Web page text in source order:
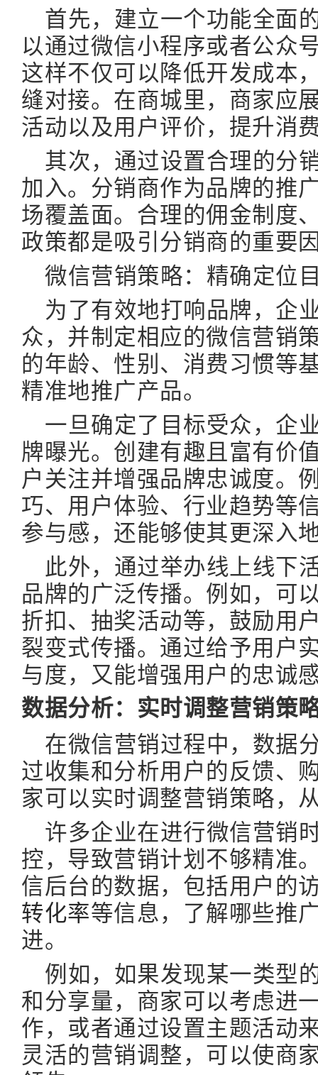
首先，建立一个功能全面
以通过微信小程序或者公众
这样不仅可以降低开发成本
缝对接。在商城里，商家应
活动以及用户评价，提升消
其次，通过设置合理的分
加入。分销商作为品牌的推
场覆盖面。合理的佣金制度
政策都是吸引分销商的重要
微信营销策略：精确定位
为了有效地打响品牌，企
众，并制定相应的微信营销
的年龄、性别、消费习惯等
精准地推广产品。
一旦确定了目标受众，企
牌曝光。创建有趣且富有价
户关注并增强品牌忠诚度。
巧、用户体验、行业趋势等
参与感，还能够使其更深入
此外，通过举办线上线下
品牌的广泛传播。例如，可
折扣、抽奖活动等，鼓励用
裂变式传播。通过给予用户
与度，又能增强用户的忠诚
数据分析：实时调整营销策
在微信营销过程中，数据
过收集和分析用户的反馈、
家可以实时调整营销策略，
许多企业在进行微信营销
控，导致营销计划不够精准
信后台的数据，包括用户的
转化率等信息，了解哪些推
进。
例如，如果发现某一类型
和分享量，商家可以考虑进
作，或者通过设置主题活动
灵活的营销调整，可以使商